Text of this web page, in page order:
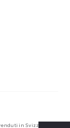
in Svizzera è di